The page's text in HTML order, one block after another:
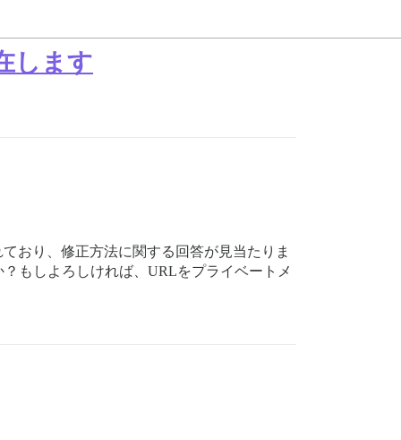
します
おり、修正方法に関する回答が見当たりま
もしよろしければ、URLをプライベートメ